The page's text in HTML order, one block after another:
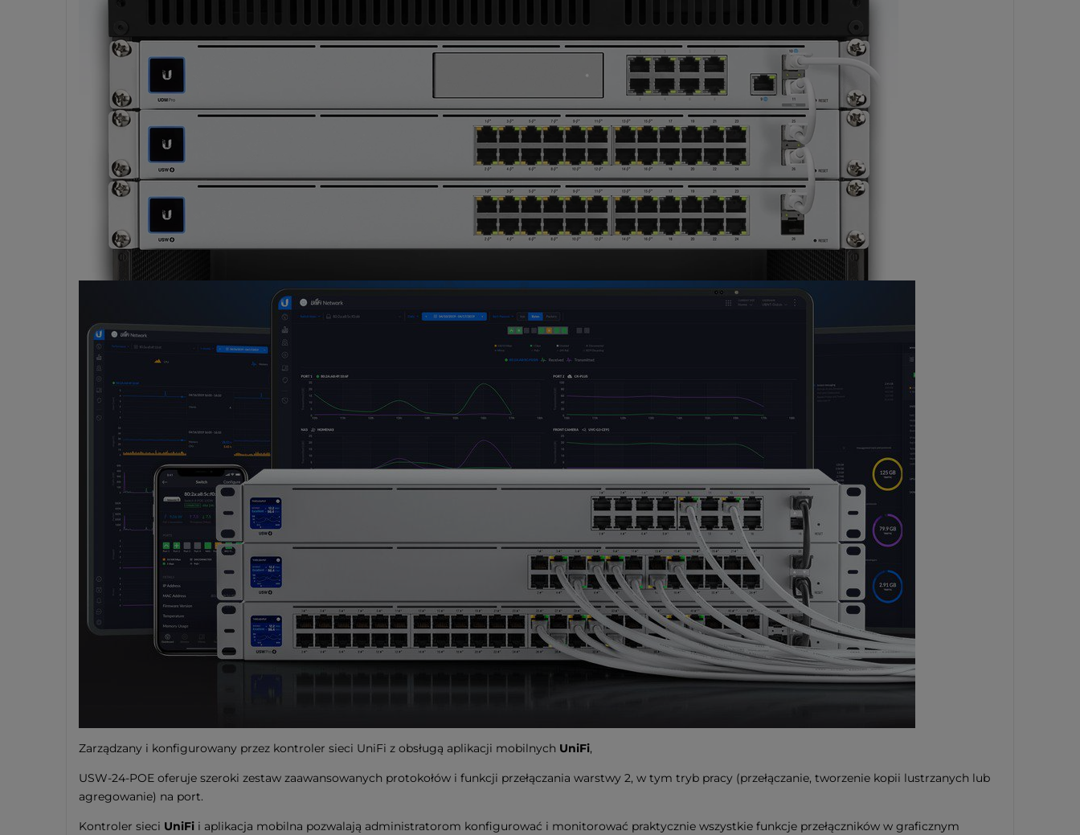
Zarządzany i konfigurowany przez kontroler sieci UniFi z obsługą aplikacji mobilnych UniFi,
USW-24-POE oferuje szeroki zestaw zaawansowanych protokołów i funkcji przełączania warstwy 2, w tym tryb pracy (przełączanie, tworzenie kopii lustrzanych lub
agregowanie) na port.
Kontroler sieci UniFi i aplikacja mobilna pozwalają administratorom konfigurować i monitorować praktycznie wszystkie funkcje przełączników w graficznym